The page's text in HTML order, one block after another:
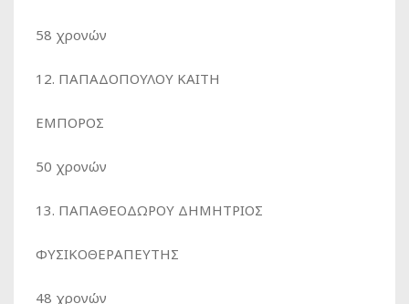
58 χρονών
12. ΠΑΠΑΔΟΠΟΥΛΟΥ ΚΑΙΤΗ
ΕΜΠΟΡΟΣ
50 χρονών
13. ΠΑΠΑΘΕΟΔΩΡΟΥ ΔΗΜΗΤΡΙΟΣ
ΦΥΣΙΚΟΘΕΡΑΠΕΥΤΗΣ
48 χρονών